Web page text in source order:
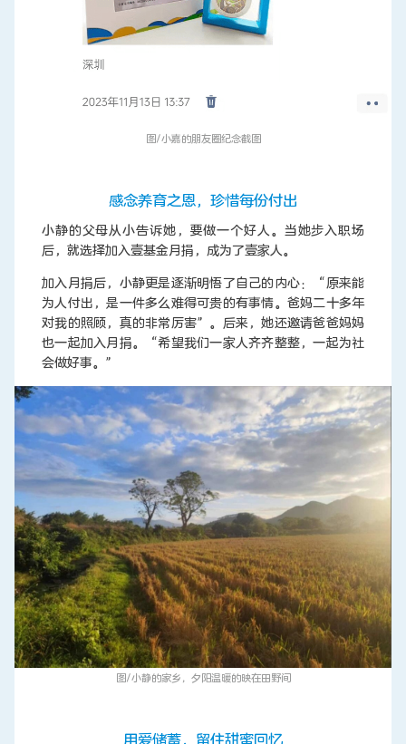
图/小嘉的朋友圈纪念截图
感念养育之恩，珍惜每份付出
小静的父母从小告诉她，要做一个好人。当她步入职场
后，就选择加入壹基金月捐，成为了壹家人。
加入月捐后，小静更是逐渐明悟了自己的内心：“原来能
为人付出，是一件多么难得可贵的有事情。爸妈二十多年
对我的照顾，真的非常厉害”。后来，她还邀请爸爸妈妈
也一起加入月捐。“希望我们一家人齐齐整整，一起为社
会做好事。”
图/小静的家乡，夕阳温暖的映在田野间
用爱储蓄，留住甜蜜回忆